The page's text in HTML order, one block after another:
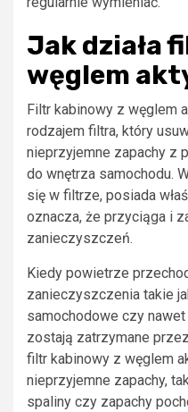
Jak działa
węglem
Filtr kabinowy z węglem
rodzajem filtra, który
nieprzyjemne zapachy z
do wnętrza samochodu.
się w filtrze, posiada
oznacza, że przyciąga i
zanieczyszczeń.
Kiedy powietrze
zanieczyszczenia takie
samochodowe czy
zostają zatrzymane
filtr kabinowy z węglem
nieprzyjemne zapachy,
spaliny czy zapachy